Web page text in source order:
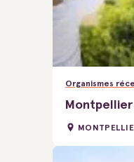
Organismes
Montpellier